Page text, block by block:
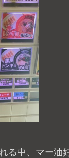
る中、マー油